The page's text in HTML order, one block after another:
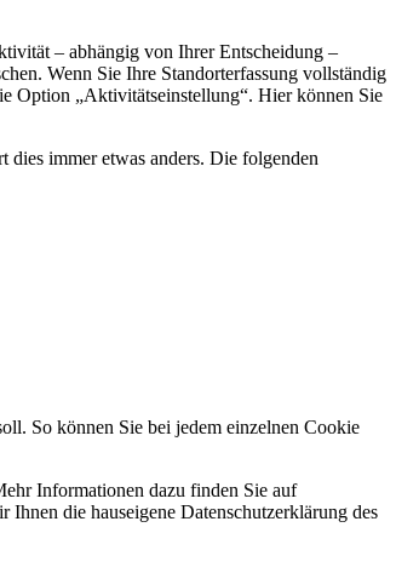
– abhängig von Ihrer Entscheidung –
Wenn Sie Ihre Standorterfassung vollständig
Option „Aktivitätseinstellung“. Hier können Sie
immer etwas anders. Die folgenden
So können Sie bei jedem einzelnen Cookie
Informationen dazu finden Sie auf
die hauseigene Datenschutzerklärung des